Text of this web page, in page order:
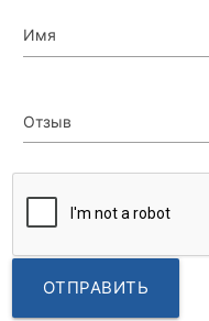
Имя
Отзыв
ОТПРАВИТЬ